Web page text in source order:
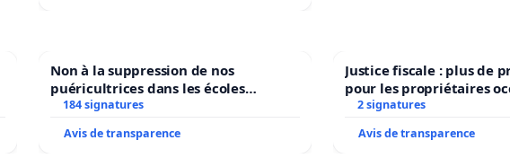
Non à la suppression de nos
puéricultrices dans les écoles
communale de Flémalle !
184 signatures
Avis de transparence
Justice fiscale : plus de
pour les propriétaires
2 signatures
Avis de transparence